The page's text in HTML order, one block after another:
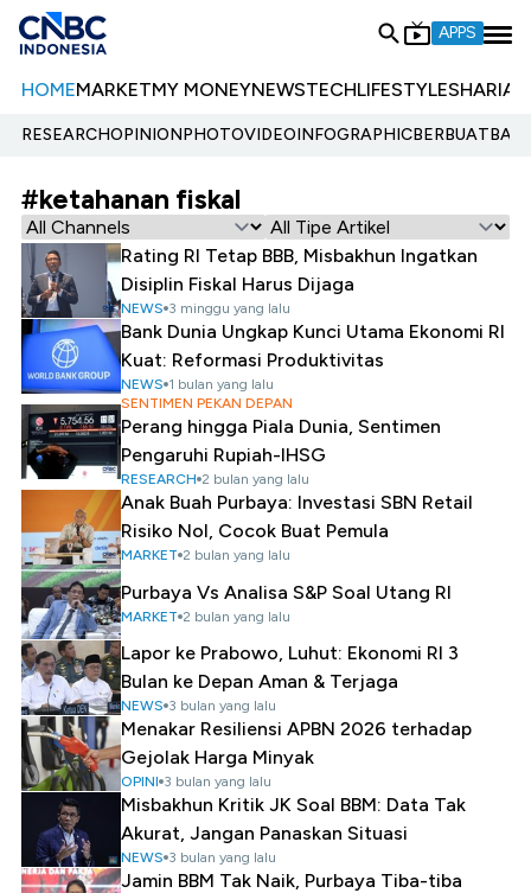
APPS
HOMEMARKETMY MONEYNEWSTECHLIFESTYLESHARIA
RESEARCHOPINIONPHOTOVIDEOINFOGRAPHIC
#ketahanan fiskal
Rating RI Tetap BBB, Misbakhun Ingatkan
Disiplin Fiskal Harus Dijaga
NEWS 3 minggu yang lalu
Bank Dunia Ungkap Kunci Utama Ekonomi RI
Kuat: Reformasi Produktivitas
NEWS 1 bulan yang lalu
SENTIMEN PEKAN DEPAN
Perang hingga Piala Dunia, Sentimen
Pengaruhi Rupiah-IHSG
RESEARCH 2 bulan yang lalu
Anak Buah Purbaya: Investasi SBN Retail
Risiko Nol, Cocok Buat Pemula
MARKET 2 bulan yang lalu
Purbaya Vs Analisa S&P Soal Utang RI
MARKET 2 bulan yang lalu
Lapor ke Prabowo, Luhut: Ekonomi RI 3
Bulan ke Depan Aman & Terjaga
NEWS 3 bulan yang lalu
Menakar Resiliensi APBN 2026 terhadap
Gejolak Harga Minyak
OPINI 3 bulan yang lalu
Misbakhun Kritik JK Soal BBM: Data Tak
Akurat, Jangan Panaskan Situasi
NEWS 3 bulan yang lalu
Jamin BBM Tak Naik, Purbaya Tiba-tiba